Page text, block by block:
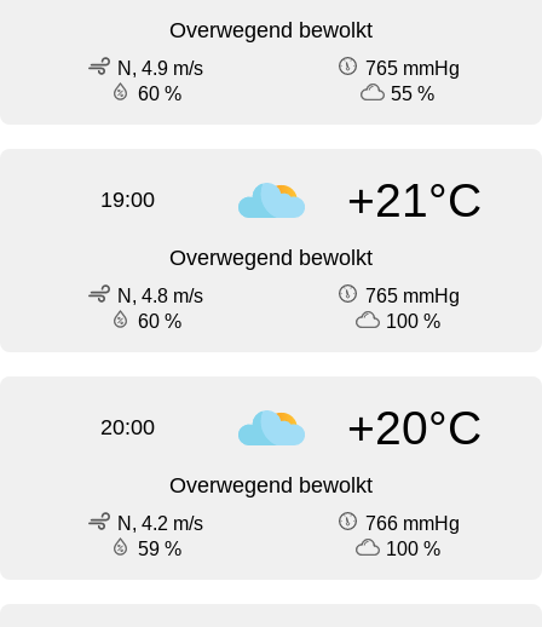
Overwegend bewolkt
N, 4.9 m/s
765 mmHg
60 %
55 %
19:00 +21°C
Overwegend bewolkt
N, 4.8 m/s
765 mmHg
60 %
100 %
20:00 +20°C
Overwegend bewolkt
N, 4.2 m/s
766 mmHg
59 %
100 %